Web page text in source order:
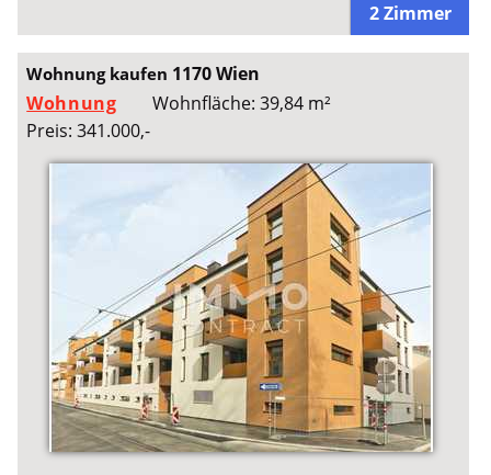
2 Zimmer
Wohnung kaufen 1170 Wien
Wohnung
Wohnfläche: 39,84 m²
Preis: 341.000,-